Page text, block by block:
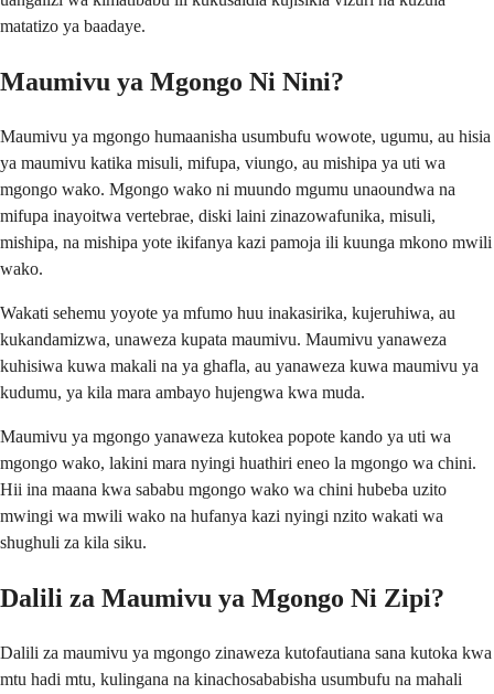
matatizo ya baadaye.
Maumivu ya Mgongo Ni Nini?
Maumivu ya mgongo humaanisha usumbufu wowote, ugumu, au hisia
ya maumivu katika misuli, mifupa, viungo, au mishipa ya uti wa
mgongo wako. Mgongo wako ni muundo mgumu unaoundwa na
mifupa inayoitwa vertebrae, diski laini zinazowafunika, misuli,
mishipa, na mishipa yote ikifanya kazi pamoja ili kuunga mkono mwili
wako.
Wakati sehemu yoyote ya mfumo huu inakasirika, kujeruhiwa, au
kukandamizwa, unaweza kupata maumivu. Maumivu yanaweza
kuhisiwa kuwa makali na ya ghafla, au yanaweza kuwa maumivu ya
kudumu, ya kila mara ambayo hujengwa kwa muda.
Maumivu ya mgongo yanaweza kutokea popote kando ya uti wa
mgongo wako, lakini mara nyingi huathiri eneo la mgongo wa chini.
Hii ina maana kwa sababu mgongo wako wa chini hubeba uzito
mwingi wa mwili wako na hufanya kazi nyingi nzito wakati wa
shughuli za kila siku.
Dalili za Maumivu ya Mgongo Ni Zipi?
Dalili za maumivu ya mgongo zinaweza kutofautiana sana kutoka kwa
mtu hadi mtu, kulingana na kinachosababisha usumbufu na mahali